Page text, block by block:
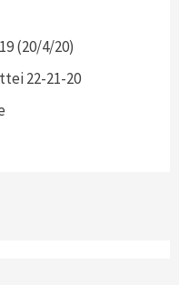
(20/4/20)
22-21-20